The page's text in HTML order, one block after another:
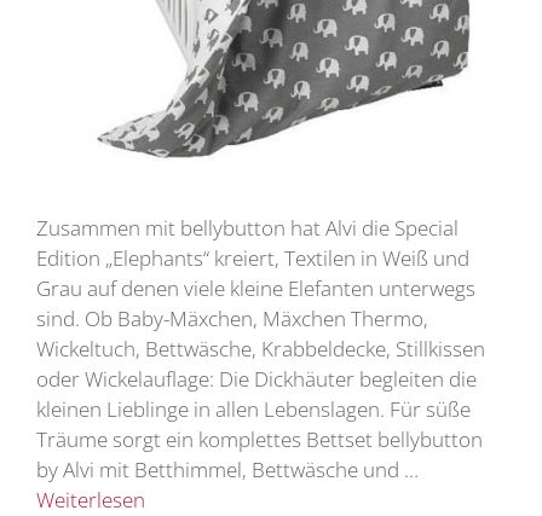
Zusammen mit bellybutton hat Alvi die Special
Edition „Elephants“ kreiert, Textilen in Weiß und
Grau auf denen viele kleine Elefanten unterwegs
sind. Ob Baby-Mäxchen, Mäxchen Thermo,
Wickeltuch, Bettwäsche, Krabbeldecke, Stillkissen
oder Wickelauflage: Die Dickhäuter begleiten die
kleinen Lieblinge in allen Lebenslagen. Für süße
Träume sorgt ein komplettes Bettset bellybutton
by Alvi mit Betthimmel, Bettwäsche und …
Weiterlesen